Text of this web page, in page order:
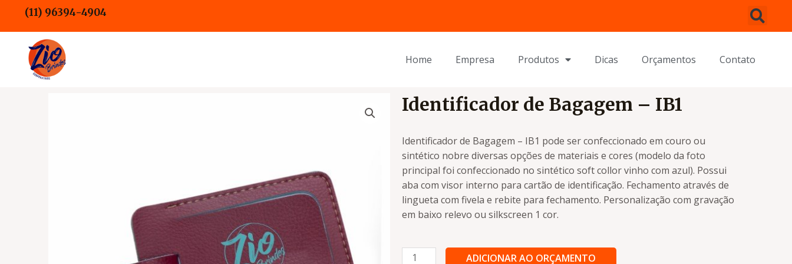
o
conteúdo
(11) 96394-4904
Home Empresa Produtos Dicas Orçamentos Contato
Identificador de Bagagem – IB1
Identificador de Bagagem – IB1 pode ser confeccionado em couro ou
sintético nobre diversas opções de materiais e cores (modelo da foto
principal foi confeccionado no sintético soft collor vinho com azul). Possui
aba com visor interno para cartão de identificação. Fechamento através de
lingueta com fivela e rebite para fechamento. Personalização com gravação
em baixo relevo ou silkscreen 1 cor.
Identificador
ADICIONAR AO ORÇAMENTO